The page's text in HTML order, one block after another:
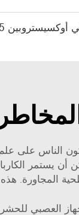
الناس على
يستمر
المجاورة.
العصبي